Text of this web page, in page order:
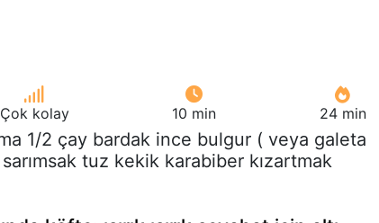
Çok kolay 10 min 24 min
1/2 çay bardak ince bulgur ( veya galeta
tuz kekik karabiber kızartmak